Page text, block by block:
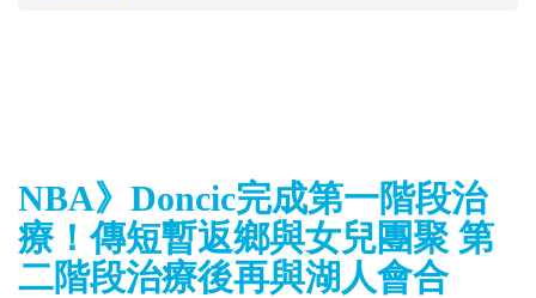
NBA》Doncic完成第一階段治
療！傳短暫返鄉與女兒團聚 第
二階段治療後再與湖人會合